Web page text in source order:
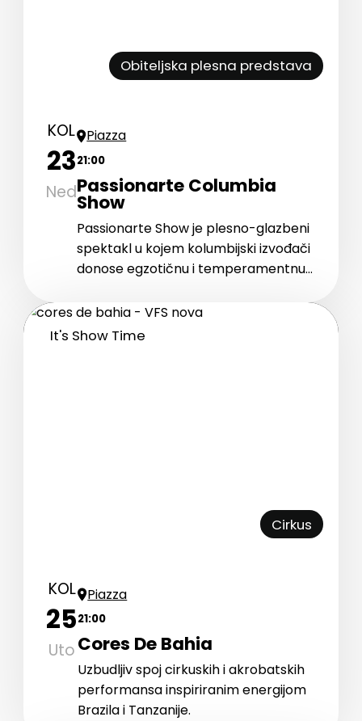
Obiteljska plesna predstava
KOL
23
Ned
Piazza
21:00
Passionarte Columbia
Show
Passionarte Show je plesno-glazbeni
spektakl u kojem kolumbijski izvođači
donose egzotičnu i temperamentnu
energične plesove i raskošne
kostime.
It's Show Time
Cirkus
KOL
25
Uto
Piazza
21:00
Cores De Bahia
Uzbudljiv spoj cirkuskih i akrobatskih
performansa inspiriranim energijom
Brazila i Tanzanije.